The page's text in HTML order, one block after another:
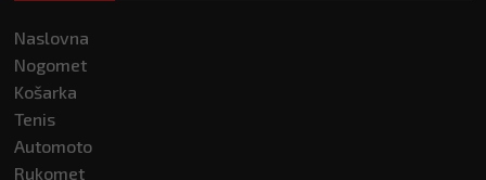
Naslovna
Nogomet
Košarka
Tenis
Automoto
Rukomet